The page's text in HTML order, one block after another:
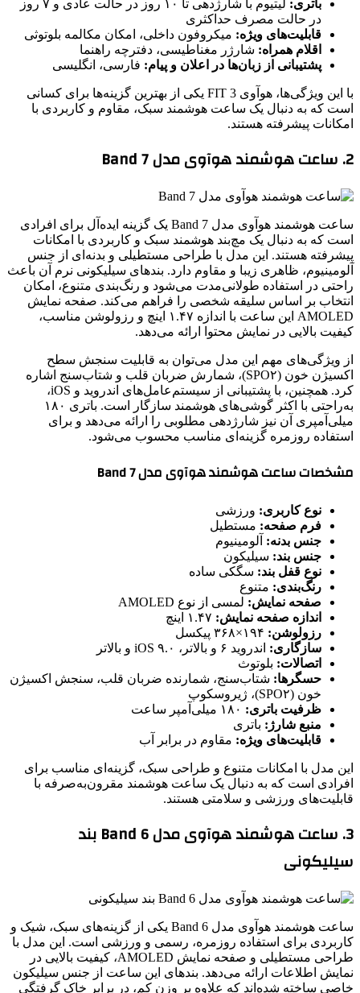
باتری:
لیتیوم با شارژدهی تا ۱۰ روز در حالت عادی و ۷ روز
در حالت مصرف حداکثری
قابلیت‌های ویژه: میکروفون داخلی، امکان مکالمه بلوتوثی
اقلام همراه: شارژر مغناطیسی، دفترچه راهنما
پشتیبانی از زبان‌ها در اعلان و پیام: فارسی، انگلیسی
با این ویژگی‌ها، هوآوی FIT 3 یکی از بهترین گزینه‌ها برای کسانی
است که به دنبال یک ساعت هوشمند سبک، مقاوم و کاربردی با
امکانات پیشرفته هستند.
2. ساعت هوشمند هوآوی مدل Band 7
ساعت هوشمند هوآوی مدل Band 7 یک گزینه ایده‌آل برای افرادی
است که به دنبال یک مچ‌بند هوشمند سبک و کاربردی با امکانات
پیشرفته هستند. این مدل با طراحی مستطیلی و بدنه‌ای از جنس
آلومینیوم، ظاهری زیبا و مقاوم دارد. بندهای سیلیکونی نرم آن باعث
راحتی در استفاده طولانی‌مدت می‌شود و رنگ‌بندی متنوع، امکان
انتخاب بر اساس سلیقه شخصی را فراهم می‌کند. صفحه نمایش
AMOLED این ساعت با اندازه ۱.۴۷ اینچ و رزولوشن مناسب،
کیفیت بالایی در نمایش محتوا ارائه می‌دهد.
از ویژگی‌های مهم این مدل می‌توان به قابلیت سنجش سطح
اکسیژن خون (SPO۲)، شمارش ضربان قلب و شتاب‌سنج اشاره
کرد. همچنین، با پشتیبانی از سیستم‌عامل‌های اندروید و iOS،
به‌راحتی با اکثر گوشی‌های هوشمند سازگار است. باتری ۱۸۰
میلی‌آمپری آن نیز شارژدهی مطلوبی را ارائه می‌دهد و برای
استفاده روزمره گزینه‌ای مناسب محسوب می‌شود.
مشخصات ساعت هوشمند هوآوی مدل Band 7
نوع کاربری: ورزشی
فرم صفحه: مستطیل
جنس بدنه: آلومینیوم
جنس بند: سیلیکون
نوع قفل بند: سگکی ساده
رنگ‌بندی: متنوع
صفحه نمایش: لمسی از نوع AMOLED
اندازه صفحه نمایش:
رزولوشن:
سازگاری: اندروید ۶ و بالاتر، iOS ۹.۰ و بالاتر
اتصالات: بلوتوث
حسگرها: شتاب‌سنج، شمارنده ضربان قلب، سنجش اکسیژن
خون (SPO۲)، ژیروسکوپ
ظرفیت باتری:
منبع شارژ: باتری
قابلیت‌های ویژه: مقاوم در برابر آب
این مدل با امکانات متنوع و طراحی سبک، گزینه‌ای مناسب برای
افرادی است که به دنبال یک ساعت هوشمند مقرون‌به‌صرفه با
قابلیت‌های ورزشی و سلامتی هستند.
3. ساعت هوشمند هوآوی مدل Band 6 بند
سیلیکونی
ساعت هوشمند هوآوی مدل Band 6 یکی از گزینه‌های سبک، شیک و
کاربردی برای استفاده روزمره، رسمی و ورزشی است. این مدل با
طراحی مستطیلی و صفحه نمایش AMOLED، کیفیت بالایی در
نمایش اطلاعات ارائه می‌دهد. بندهای این ساعت از جنس سیلیکون
خاصی ساخته شده‌اند که علاوه بر وزن کم، در برابر خاک گرفتگی